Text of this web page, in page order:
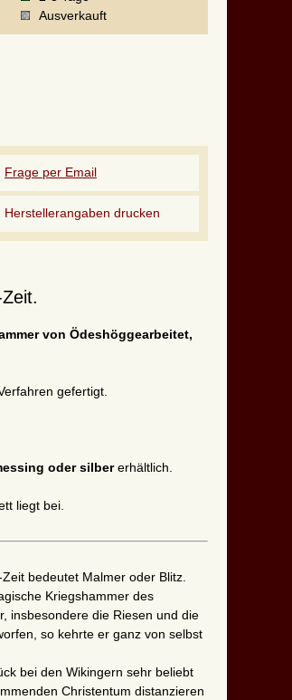
Ausverkauft
Frage per Email
Herstellerangaben drucken
von Ödeshöggearbeitet,
gefertigt.
oder silbererhältlich.
liegt bei.
bedeutet Malmer oder Blitz.
Kriegshammer des
insbesondere die Riesen und die
so kehrte er ganz von selbst
bei den Wikingern sehr beliebt
Christentum distanzieren